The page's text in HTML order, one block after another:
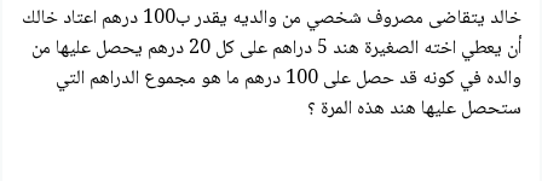
خالد يتقاضی مصروف شخصي من والديه يقدر ب100 درهم اعتاد خالك
أن يعطي اخته الصغيرة هند 5 دراهم على كل 20 درهم يحصل عليها من
والده في كونه قد حصل على 100 درهم ما هو مجموع الدراهم التي
ستحصل عليها هند هذه المرة ؟